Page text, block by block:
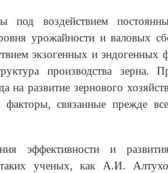
под воздействием
урожайности и валовых
экзогенных и эндогенных
производства зерна.
на развитие зернового
факторы, связанные прежде
эффективности и
ученых, как А.И.